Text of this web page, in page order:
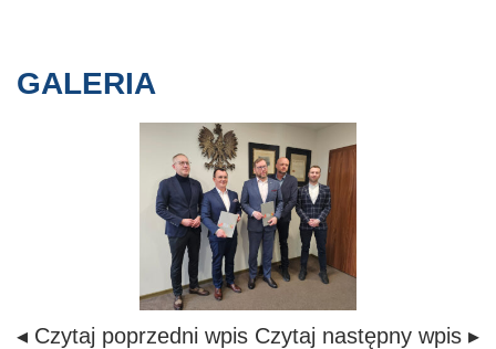
GALERIA
◂ Czytaj poprzedni wpis Czytaj następny wpis ▸